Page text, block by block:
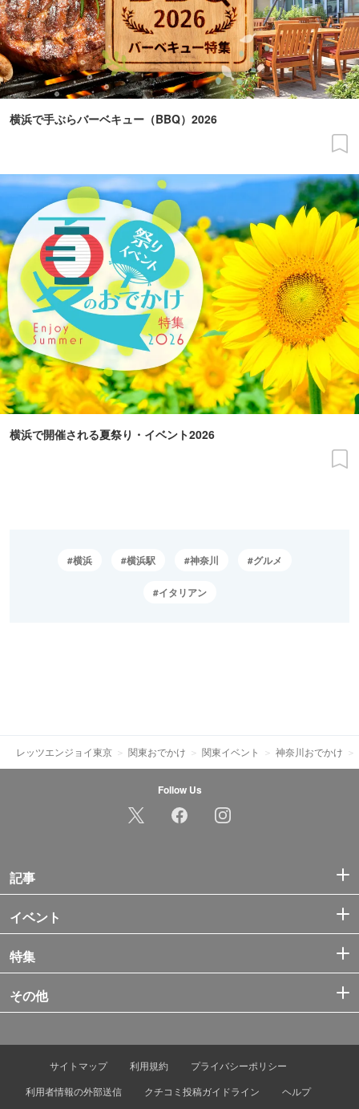
横浜で手ぶらバーベキュー（BBQ）2026
横浜で開催される夏祭り・イベント2026
横浜 横浜駅 神奈川 グルメ
イタリアン
レッツエンジョイ東京 関東おでかけ 関東イベント 神奈川おでかけ
Follow Us
記事
イベント
特集
その他
サイトマップ 利用規約
プライバシーポリシー
利用者情報の外部送信
クチコミ投稿ガイドライン ヘルプ